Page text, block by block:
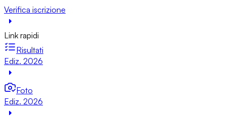
Verifica iscrizione
Link rapidi
Risultati
Ediz. 2026
Foto
Ediz. 2026